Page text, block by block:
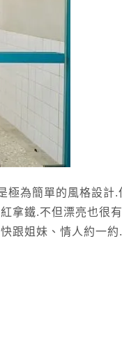
極為簡單的風格設計.
拿鐵.不但漂亮也很
跟姐妹、情人約一約